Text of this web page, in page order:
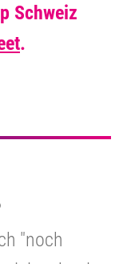
Schweiz
.
"noch